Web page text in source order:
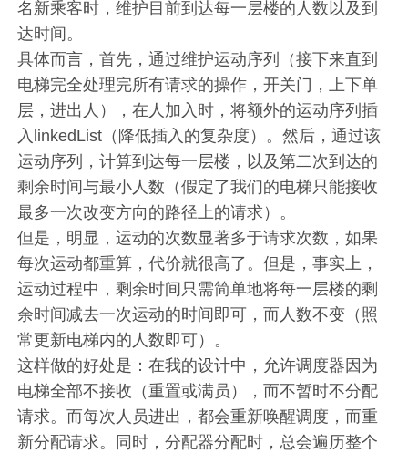
名新乘客时，维护目前到达每一层楼的人数以及到
达时间。
具体而言，首先，通过维护运动序列（接下来直到
电梯完全处理完所有请求的操作，开关门，上下单
层，进出人），在人加入时，将额外的运动序列插
入linkedList（降低插入的复杂度）。然后，通过该
运动序列，计算到达每一层楼，以及第二次到达的
剩余时间与最小人数（假定了我们的电梯只能接收
最多一次改变方向的路径上的请求）。
但是，明显，运动的次数显著多于请求次数，如果
每次运动都重算，代价就很高了。但是，事实上，
运动过程中，剩余时间只需简单地将每一层楼的剩
余时间减去一次运动的时间即可，而人数不变（照
常更新电梯内的人数即可）。
这样做的好处是：在我的设计中，允许调度器因为
电梯全部不接收（重置或满员），而不暂时不分配
请求。而每次人员进出，都会重新唤醒调度，而重
新分配请求。同时，分配器分配时，总会遍历整个